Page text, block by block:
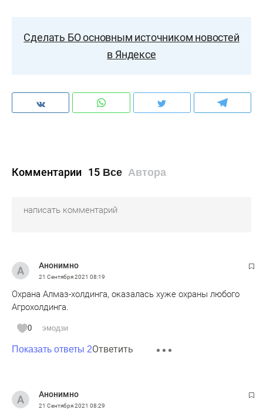
Сделать БО основным источником новостей
в Яндексе
Комментарии 15 Все Автора
Анонимно
21 Сентября 2021 08:19
Охрана Алмаз-холдинга, оказалась хуже охраны любого
Агрохолдинга.
0 эмодзи
Показать ответы 2Ответить
Анонимно
21 Сентября 2021 08:29